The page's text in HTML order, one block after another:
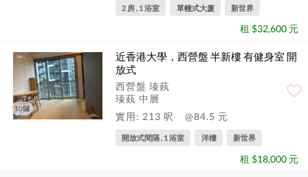
2 房 , 1 浴室 單幢式大廈 新世界
租 $32,600 元
10圖
近香港大學，西營盤 半新樓 有健身室 開
放式
西營盤 瑧蓺
瑧蓺 中層
實用: 213 呎
@84.5 元
開放式間隔 , 1 浴室 洋樓 新世界
租 $18,000 元